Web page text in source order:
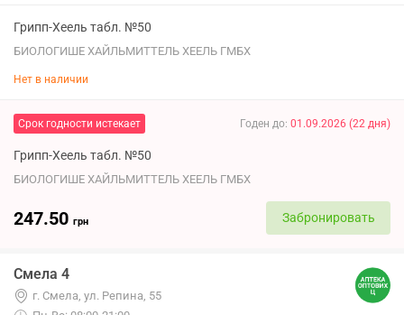
Грипп-Хеель табл. №50
БИОЛОГИШЕ ХАЙЛЬМИТТЕЛЬ ХЕЕЛЬ ГМБХ
Нет в наличии
Срок годности истекает Годен до: 01.09.2026 (22 дня)
Грипп-Хеель табл. №50
БИОЛОГИШЕ ХАЙЛЬМИТТЕЛЬ ХЕЕЛЬ ГМБХ
247.50 грн Забронировать
Смела 4
г. Смела, ул. Репина, 55